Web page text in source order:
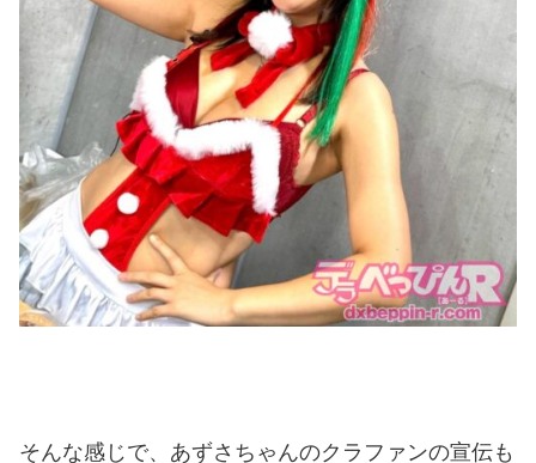
そんな感じで、あずさちゃんのクラファンの宣伝も